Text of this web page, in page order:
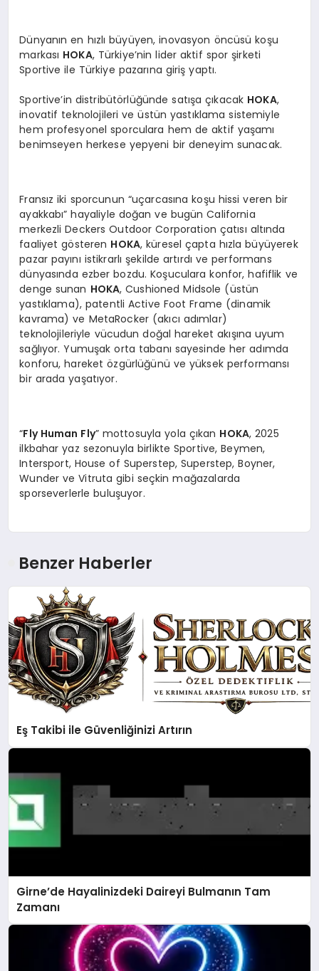
Dünyanın en hızlı büyüyen, inovasyon öncüsü koşu
markası HOKA, Türkiye’nin lider aktif spor şirketi
Sportive ile Türkiye pazarına giriş yaptı.
Sportive’in distribütörlüğünde satışa çıkacak HOKA,
inovatif teknolojileri ve üstün yastıklama sistemiyle
hem profesyonel sporculara hem de aktif yaşamı
benimseyen herkese yepyeni bir deneyim sunacak.
Fransız iki sporcunun “uçarcasına koşu hissi veren bir
ayakkabı” hayaliyle doğan ve bugün California
merkezli Deckers Outdoor Corporation çatısı altında
faaliyet gösteren HOKA, küresel çapta hızla büyüyerek
pazar payını istikrarlı şekilde artırdı ve performans
dünyasında ezber bozdu. Koşuculara konfor, hafiflik ve
denge sunan HOKA, Cushioned Midsole (üstün
yastıklama), patentli Active Foot Frame (dinamik
kavrama) ve MetaRocker (akıcı adımlar)
teknolojileriyle vücudun doğal hareket akışına uyum
sağlıyor. Yumuşak orta tabanı sayesinde her adımda
konforu, hareket özgürlüğünü ve yüksek performansı
bir arada yaşatıyor.
“Fly Human Fly” mottosuyla yola çıkan HOKA, 2025
ilkbahar yaz sezonuyla birlikte Sportive, Beymen,
Intersport, House of Superstep, Superstep, Boyner,
Wunder ve Vitruta gibi seçkin mağazalarda
sporseverlerle buluşuyor.
Benzer Haberler
Eş Takibi ile Güvenliğinizi Artırın
Girne’de Hayalinizdeki Daireyi Bulmanın Tam
Zamanı